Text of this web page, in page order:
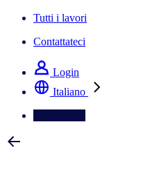
Tutti i lavori
Contattateci
Login
Italiano